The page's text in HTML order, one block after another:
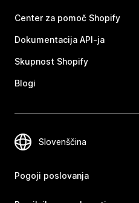
Center za pomoč Shopify
Dokumentacija API-ja
Skupnost Shopify
Blogi
Pogoji poslovanja